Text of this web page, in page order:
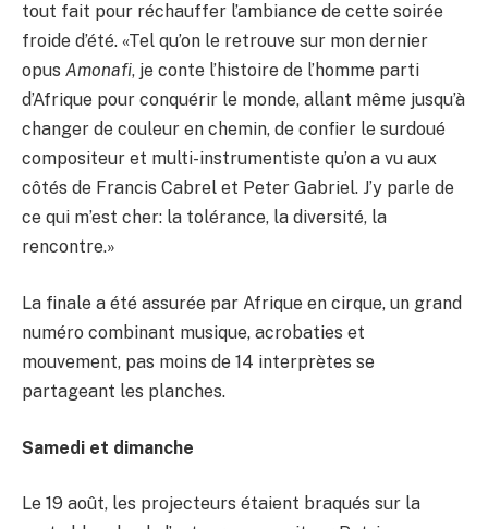
tout fait pour réchauffer l’ambiance de cette soirée
froide d’été. «Tel qu’on le retrouve sur mon dernier
opus Amonafi, je conte l’histoire de l’homme parti
d’Afrique pour conquérir le monde, allant même jusqu’à
changer de couleur en chemin, de confier le surdoué
compositeur et multi-instrumentiste qu’on a vu aux
côtés de Francis Cabrel et Peter Gabriel. J’y parle de
ce qui m’est cher: la tolérance, la diversité, la
rencontre.»
La finale a été assurée par Afrique en cirque, un grand
numéro combinant musique, acrobaties et
mouvement, pas moins de 14 interprètes se
partageant les planches.
Samedi et dimanche
Le 19 août, les projecteurs étaient braqués sur la